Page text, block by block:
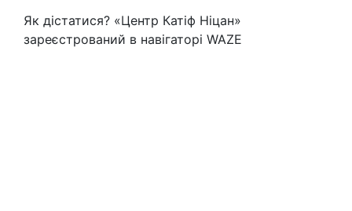
Як дістатися? «Центр Катіф Ніцан»
зареєстрований в навігаторі WAZE